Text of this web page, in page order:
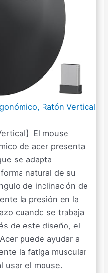
Ratón Vertical
】El mouse
de acer presenta
se adapta
natural de su
de inclinación de
la presión en la
cuando se trabaja
de este diseño, el
puede ayudar a
la fatiga muscular
usar el mouse.